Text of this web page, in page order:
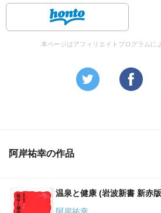
本ページはアフィリエイトプログラムに
阿岸祐幸の作品
温泉と健康 (岩波新書 新赤